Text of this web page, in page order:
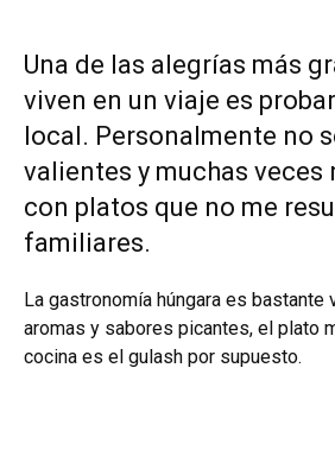
Una de las alegrías más
viven en un viaje es
local. Personalmente no
valientes y muchas veces
con platos que no me
familiares.
La gastronomía húngara es bastante
aromas y sabores picantes, el plato
cocina es el gulash por supuesto.